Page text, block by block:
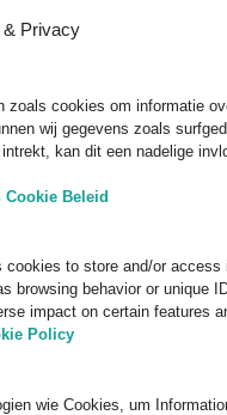
Privacy
cookies om informatie
wij gegevens zoals
kan dit een nadelige
Cookie Beleid
to store and/or
browsing behavior or unique
impact on certain features
Policy
wie Cookies, um